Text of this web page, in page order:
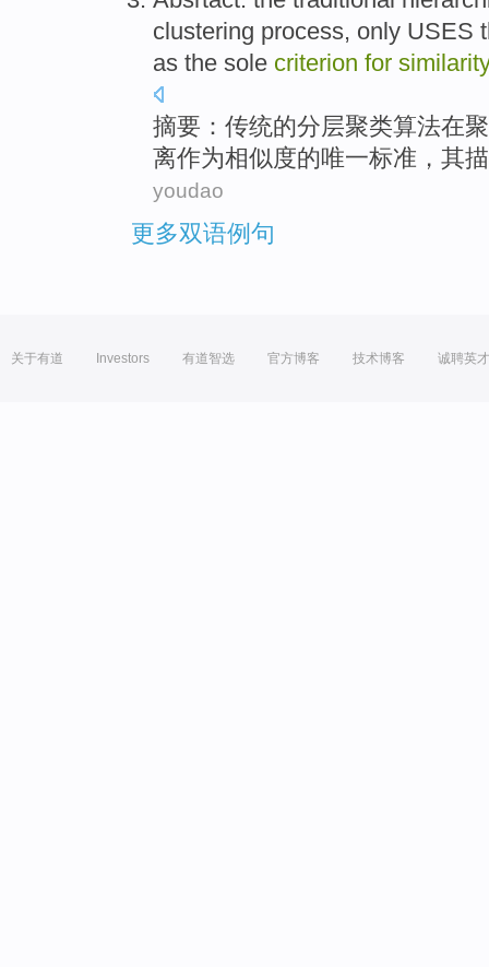
clustering process, only USES
as the sole criterion for similarity
摘要 ： 传统的分层聚类算法在
离作为相似度的唯一标准 ， 其
youdao
更多双语例句
关于有道 Investors 有道智选 官方博客 技术博客 诚聘英才